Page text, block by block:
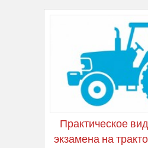
Практическое
экзамена на